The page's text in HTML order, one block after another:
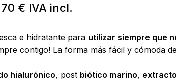
€El
actual
es:
IVA incl.
e hidratante para utilizar siempre que
contigo! La forma más fácil y cómoda
hialurónico, post biótico marino,